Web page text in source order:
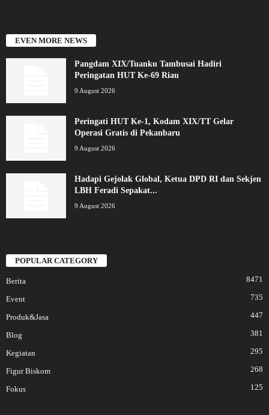
EVEN MORE NEWS
Pangdam XIX/Tuanku Tambusai Hadiri
Peringatan HUT Ke-69 Riau
9 August 2026
Peringati HUT Ke-1, Kodam XIX/TT Gelar
Operasi Gratis di Pekanbaru
9 August 2026
Hadapi Gejolak Global, Ketua DPD RI dan Sekjen
LBH Feradi Sepakat...
9 August 2026
POPULAR CATEGORY
Berita 8471
Event 735
Produk&Jasa 447
Blog 381
Kegiatan 295
Figur Biskom 268
Fokus 125